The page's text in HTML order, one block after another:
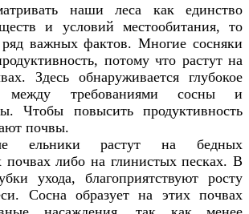
наши леса как единство
и условий местообитания, то
ряд важных фактов. Многие сосняки
потому что растут на
Здесь обнаруживается глубокое
между требованиями сосны и
Чтобы повысить продуктивность
почвы.
ельники растут на бедных
почвах либо на глинистых песках. В
ухода, благоприятствуют росту
Сосна образует на этих почвах